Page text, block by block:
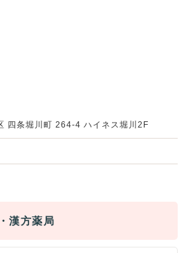
四条堀川町 264-4 ハイネス堀川2F
漢方薬局